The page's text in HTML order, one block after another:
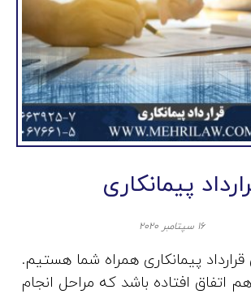
پیمانکاری
۱۶ سپتامبر ۲۰۲۰
قرارداد پیمانکاری همراه شما هستیم.
اتفاق افتاده باشد که مراحل انجام